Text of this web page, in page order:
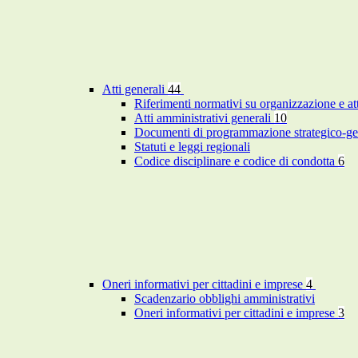
Atti generali 44
Riferimenti normativi su organizzazione e
Atti amministrativi generali 10
Documenti di programmazione strategico-
Statuti e leggi regionali
Codice disciplinare e codice di condotta 6
Oneri informativi per cittadini e imprese 4
Scadenzario obblighi amministrativi
Oneri informativi per cittadini e imprese 3